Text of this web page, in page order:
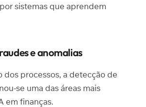
sistemas que aprendem
e anomalias
dos processos, a detecção de
se uma das áreas mais
em finanças.